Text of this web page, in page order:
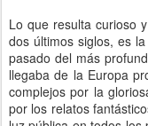
Lo que resulta curioso
dos últimos siglos, es
pasado del más
llegaba de la Europa
complejos por la
por los relatos